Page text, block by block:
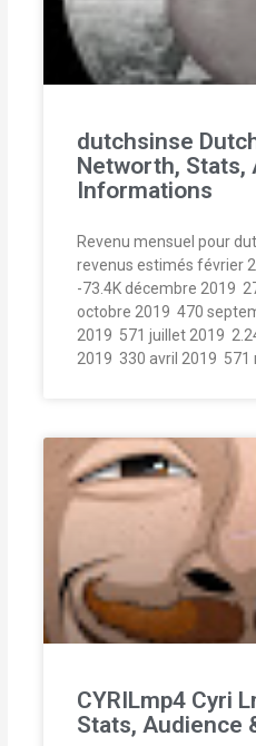
dutchsinse
Networth, Stats,
Informations
Revenu mensuel pour
revenus estimés février
-73.4K décembre 2019 
octobre 2019  470
2019  571 juillet 2019 
2019  330 avril 2019  571
CYRILmp4 Cyri
Stats, Audience